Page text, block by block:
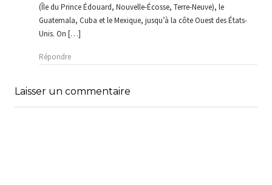
(Île du Prince Édouard, Nouvelle-Écosse, Terre-Neuve), le
Guatemala, Cuba et le Mexique, jusqu’à la côte Ouest des États-
Unis. On […]
Répondre
Laisser un commentaire